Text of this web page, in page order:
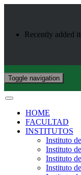
Recently added
Toggle navigation
HOME
FACULTAD
INSTITUTOS
Instituto
Instituto
Instituto
Instituto